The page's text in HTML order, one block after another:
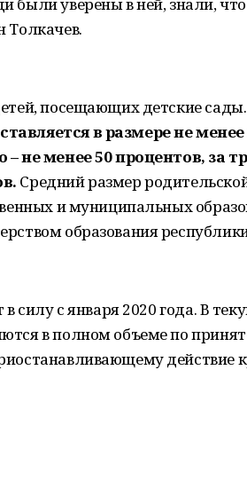
Толкачев.
посещающих детские сады.
в размере не менее
не менее 50 процентов, за
Средний размер
и муниципальных
образования
силу с января 2020 года. В
в полном объеме по
действие